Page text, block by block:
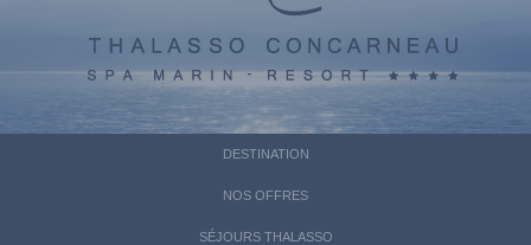
DESTINATION
NOS OFFRES
SÉJOURS THALASSO